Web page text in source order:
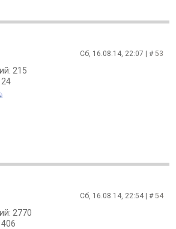
Сб, 16.08.14, 22:07 | #53
215
Сб, 16.08.14, 22:54 | #54
2770